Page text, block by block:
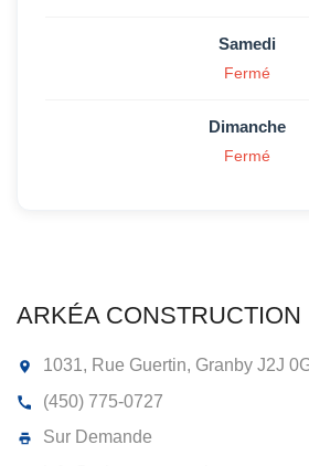
Samedi
Fermé
Dimanche
Fermé